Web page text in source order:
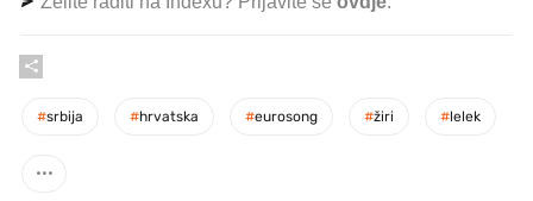
#srbija #hrvatska #eurosong #žiri #lelek